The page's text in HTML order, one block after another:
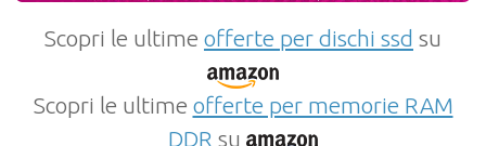
Scopri le ultime offerte per dischi ssd su
Scopri le ultime offerte per memorie RAM
DDR su